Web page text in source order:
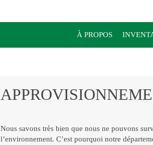
À PROPOS
Nous savons très bien que nous ne pouvons
l’environnement. C’est pourquoi notre